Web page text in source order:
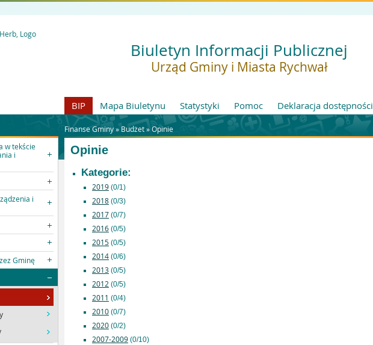
Biuletyn Informacji Publicznej
Urząd Gminy i Miasta Rychwał
BIP Mapa Biuletynu Statystyki Pomoc Deklaracja dostępności
Finanse Gminy »Budżet»Opinie
w tekście
i
i
Gminę
Opinie
Kategorie:
2019 (0/1)
2018 (0/3)
2017 (0/7)
2016 (0/5)
2015 (0/5)
2014 (0/6)
2013 (0/5)
2012 (0/5)
2011 (0/4)
2010 (0/7)
2020 (0/2)
2007-2009 (0/10)